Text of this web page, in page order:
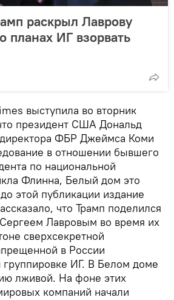
раскрыл Лаврову
ИГ взорвать
выступила во вторник
президент США Дональд
ФБР Джеймса Коми
в отношении бывшего
по национальной
Флинна, Белый дом это
этой публикации издание
что Трамп поделился
Лавровым во время их
сверхсекретной
в России
группировке ИГ. В Белом доме
лживой. На фоне этих
компаний начали